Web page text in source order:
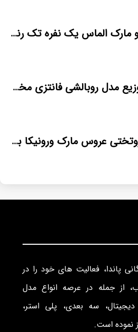
قیمت پتو مارک الماس یک نفره تک رنگ
شرکت توزیع مدل روبالشی فانتزی مخمل
تولیدی روتختی عروس مارک ورونیکا با قیمت خوب
پاندا، فعالیت های خود را در
از جمله در عرصه انواع مدل
سه بعدی، پلی استر،
نموده است.